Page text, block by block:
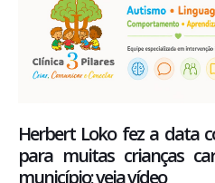
Herbert Loko fez a data
para muitas crianças
município; veja vídeo